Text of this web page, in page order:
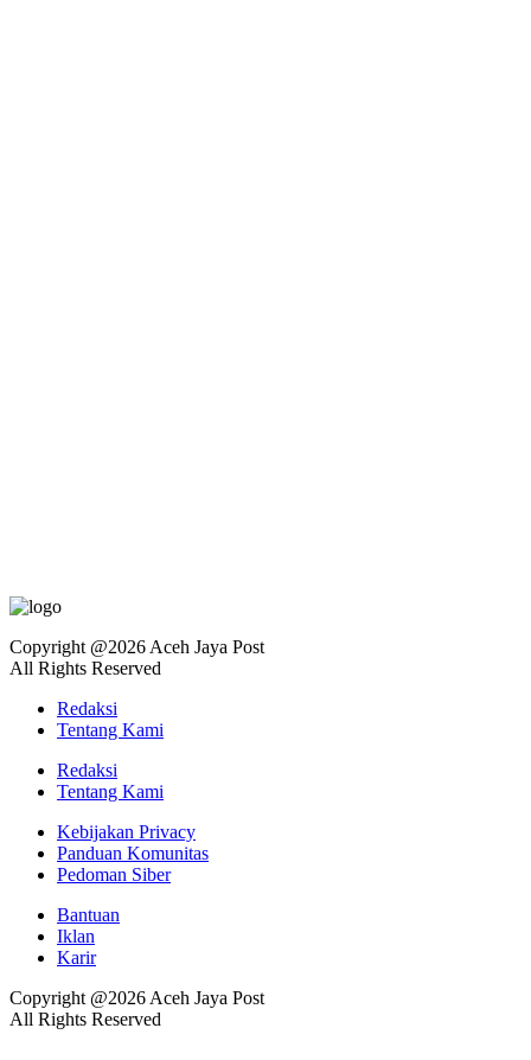
Copyright @2026 Aceh Jaya Post
All Rights Reserved
Redaksi
Tentang Kami
Redaksi
Tentang Kami
Kebijakan Privacy
Panduan Komunitas
Pedoman Siber
Bantuan
Iklan
Karir
Copyright @2026 Aceh Jaya Post
All Rights Reserved